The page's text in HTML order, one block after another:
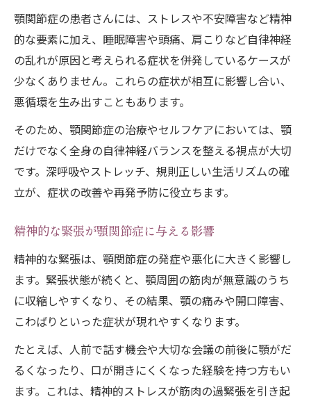
顎関節症の再発防止に役立つ心身のケア習
顎関節症の患者さんには、ストレスや不安障害など精神
的な要素に加え、睡眠障害や頭痛、肩こりなど自律神経
の乱れが原因と考えられる症状を併発しているケースが
少なくありません。これらの症状が相互に影響し合い、
悪循環を生み出すこともあります。
そのため、顎関節症の治療やセルフケアにおいては、顎
だけでなく全身の自律神経バランスを整える視点が大切
です。深呼吸やストレッチ、規則正しい生活リズムの確
立が、症状の改善や再発予防に役立ちます。
精神的な緊張が顎関節症に与える影響
精神的な緊張は、顎関節症の発症や悪化に大きく影響し
ます。緊張状態が続くと、顎周囲の筋肉が無意識のうち
に収縮しやすくなり、その結果、顎の痛みや開口障害、
こわばりといった症状が現れやすくなります。
たとえば、人前で話す機会や大切な会議の前後に顎がだ
るくなったり、口が開きにくくなった経験を持つ方もい
ます。これは、精神的ストレスが筋肉の過緊張を引き起